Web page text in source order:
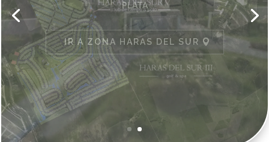
ENTRE EL KM 69 Y 73 DE LA AUTOVÍA 2, ACCESO
RÁPIDO Y SEGURO
IR A ZONA HARAS DEL SUR